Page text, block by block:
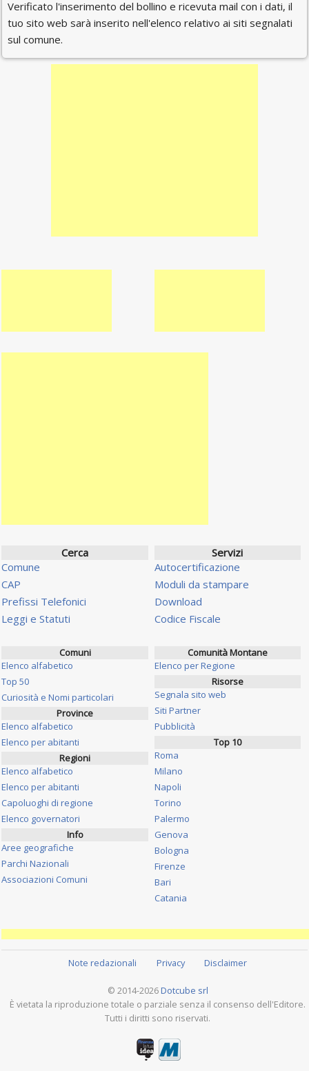
Verificato l'inserimento del bollino e ricevuta mail con i dati, il
tuo sito web sarà inserito nell'elenco relativo ai siti segnalati
sul comune.
Cerca
Comune
CAP
Prefissi Telefonici
Leggi e Statuti
Servizi
Autocertificazione
Moduli da stampare
Download
Codice Fiscale
Comuni
Elenco alfabetico
Top 50
Curiosità e Nomi particolari
Province
Elenco alfabetico
Elenco per abitanti
Regioni
Elenco alfabetico
Elenco per abitanti
Capoluoghi di regione
Elenco governatori
Info
Aree geografiche
Parchi Nazionali
Associazioni Comuni
Comunità Montane
Elenco per Regione
Risorse
Segnala sito web
Siti Partner
Pubblicità
Top 10
Roma
Milano
Napoli
Torino
Palermo
Genova
Bologna
Firenze
Bari
Catania
Note redazionali Privacy Disclaimer
© 2014-2026 Dotcube srl
È vietata la riproduzione totale o parziale senza il consenso dell'Editore.
Tutti i diritti sono riservati.